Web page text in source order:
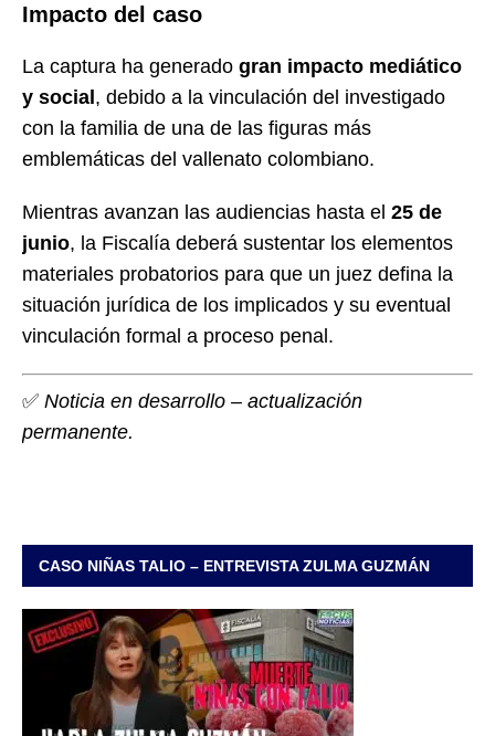
Impacto del caso
La captura ha generado gran impacto mediático
y social, debido a la vinculación del investigado
con la familia de una de las figuras más
emblemáticas del vallenato colombiano.
Mientras avanzan las audiencias hasta el 25 de
junio, la Fiscalía deberá sustentar los elementos
materiales probatorios para que un juez defina la
situación jurídica de los implicados y su eventual
vinculación formal a proceso penal.
✅ Noticia en desarrollo – actualización
permanente.
CASO NIÑAS TALIO – ENTREVISTA ZULMA GUZMÁN